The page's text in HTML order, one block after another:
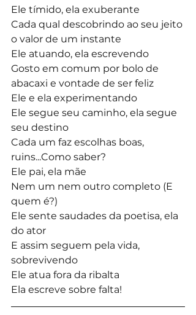
Ele tímido, ela exuberante
Cada qual descobrindo ao seu jeito
o valor de um instante
Ele atuando, ela escrevendo
Gosto em comum por bolo de
abacaxi e vontade de ser feliz
Ele e ela experimentando
Ele segue seu caminho, ela segue
seu destino
Cada um faz escolhas boas,
ruins...Como saber?
Ele pai, ela mãe
Nem um nem outro completo (E
quem é?)
Ele sente saudades da poetisa, ela
do ator
E assim seguem pela vida,
sobrevivendo
Ele atua fora da ribalta
Ela escreve sobre falta!